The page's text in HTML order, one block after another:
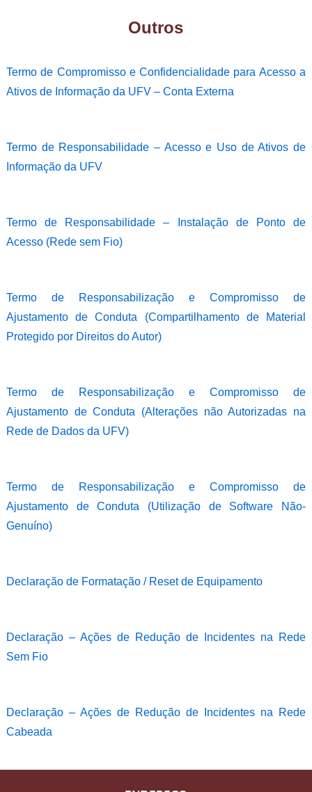
Outros
Termo de Compromisso e Confidencialidade para Acesso a
Ativos de Informação da UFV – Conta Externa
Termo de Responsabilidade – Acesso e Uso de Ativos de
Informação da UFV
Termo de Responsabilidade – Instalação de Ponto de
Acesso (Rede sem Fio)
Termo de Responsabilização e Compromisso de
Ajustamento de Conduta (Compartilhamento de Material
Protegido por Direitos do Autor)
Termo de Responsabilização e Compromisso de
Ajustamento de Conduta (Alterações não Autorizadas na
Rede de Dados da UFV)
Termo de Responsabilização e Compromisso de
Ajustamento de Conduta (Utilização de Software Não-
Genuíno)
Declaração de Formatação / Reset de Equipamento
Declaração – Ações de Redução de Incidentes na Rede
Sem Fio
Declaração – Ações de Redução de Incidentes na Rede
Cabeada